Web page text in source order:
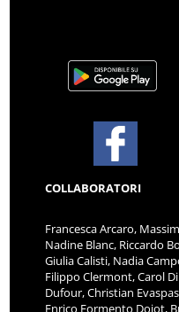
COLLABORATORI
Francesca Arcaro,
Nadine Blanc, Riccardo
Giulia Calisti, Nadia
Filippo Clermont, Carol
Dufour, Christian
Enrico Formento Dojot,